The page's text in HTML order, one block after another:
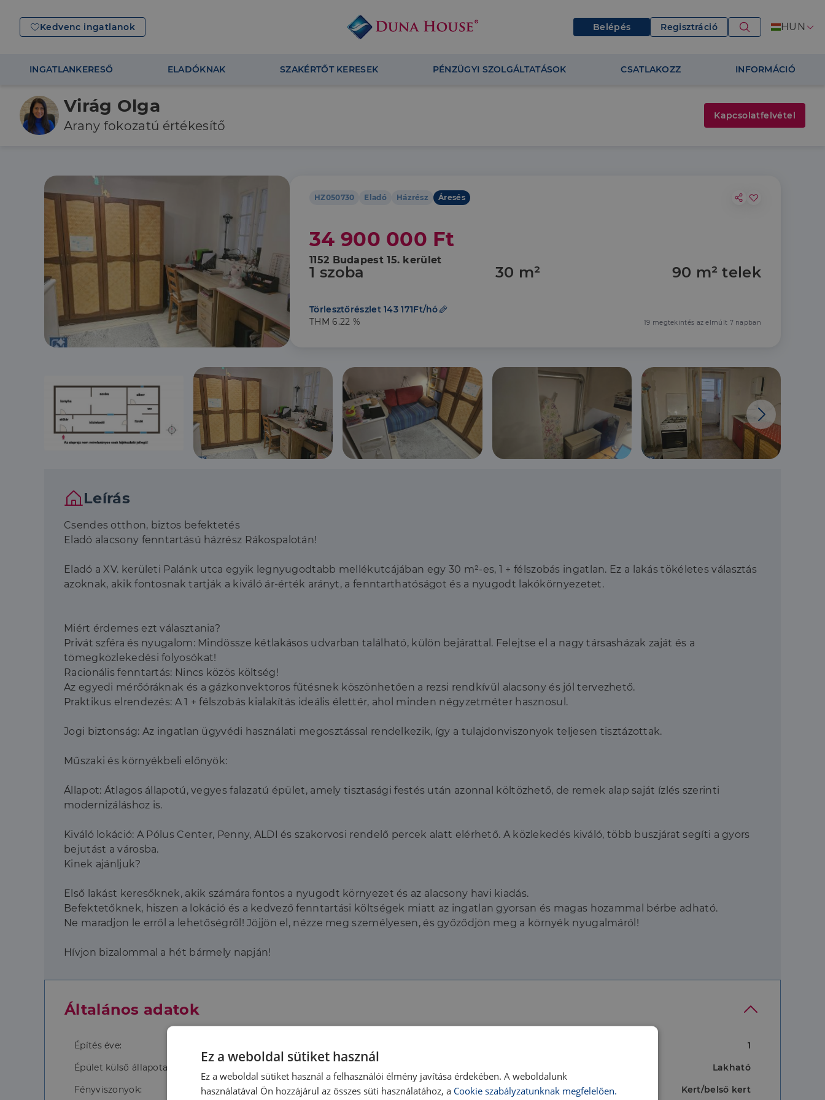
Kedvenc ingatlanok Belépés Regisztráció HUN
INGATLANKERESŐ ELADÓKNAK SZAKÉRTŐT KERESEK PÉNZÜGYI SZOLGÁLTATÁSOK CSATLAKOZZ INFORMÁCIÓ
HZ050730 Eladó Házrész Áresés
34 900 000 Ft
1152 Budapest 15. kerület
1 szoba 30 m² 90 m² telek
Törlesztőrészlet 143 171Ft/hó
THM 6.22 %
19 megtekintés az elmúlt 7 napban
Leírás
Csendes otthon, biztos befektetés
Eladó alacsony fenntartású házrész Rákospalotán!
Eladó a XV. kerületi Palánk utca egyik legnyugodtabb mellékutcájában egy 30 m²-es, 1 + félszobás ingatlan. Ez a lakás tökéletes választás
azoknak, akik fontosnak tartják a kiváló ár-érték arányt, a fenntarthatóságot és a nyugodt lakókörnyezetet.
Miért érdemes ezt választania?
Privát szféra és nyugalom: Mindössze kétlakásos udvarban található, külön bejárattal. Felejtse el a nagy társasházak zaját és a
tömegközlekedési folyosókat!
Racionális fenntartás: Nincs közös költség!
Az egyedi mérőóráknak és a gázkonvektoros fűtésnek köszönhetően a rezsi rendkívül alacsony és jól tervezhető.
Praktikus elrendezés: A 1 + félszobás kialakítás ideális élettér, ahol minden négyzetméter hasznosul.
Jogi biztonság: Az ingatlan ügyvédi használati megosztással rendelkezik, így a tulajdonviszonyok teljesen tisztázottak.
Műszaki és környékbeli előnyök:
Állapot: Átlagos állapotú, vegyes falazatú épület, amely tisztasági festés után azonnal költözhető, de remek alap saját ízlés szerinti
modernizáláshoz is.
Kiváló lokáció: A Pólus Center, Penny, ALDI és szakorvosi rendelő percek alatt elérhető. A közlekedés kiváló, több buszjárat segíti a gyors
bejutást a városba.
Kinek ajánljuk?
Első lakást keresőknek, akik számára fontos a nyugodt környezet és az alacsony havi kiadás.
Befektetőknek, hiszen a lokáció és a kedvező fenntartási költségek miatt az ingatlan gyorsan és magas hozammal bérbe adható.
Ne maradjon le erről a lehetőségről! Jöjjön el, nézze meg személyesen, és győződjön meg a környék nyugalmáról!
Hívjon bizalommal a hét bármely napján!
Általános adatok
Építés éve:
1
Épület külső állapota:
Lakható
Fényviszonyok:
Közepes Nézet:
Kert/belső kert
Virág Olga
Arany fokozatú értékesítő
Kapcsolatfelvétel
Ez a weboldal sütiket használ
Ez a weboldal sütiket használ a felhasználói élmény javítása érdekében. A weboldalunk
használatával Ön hozzájárul az összes süti használatához, a Cookie szabályzatunknak megfelelően.